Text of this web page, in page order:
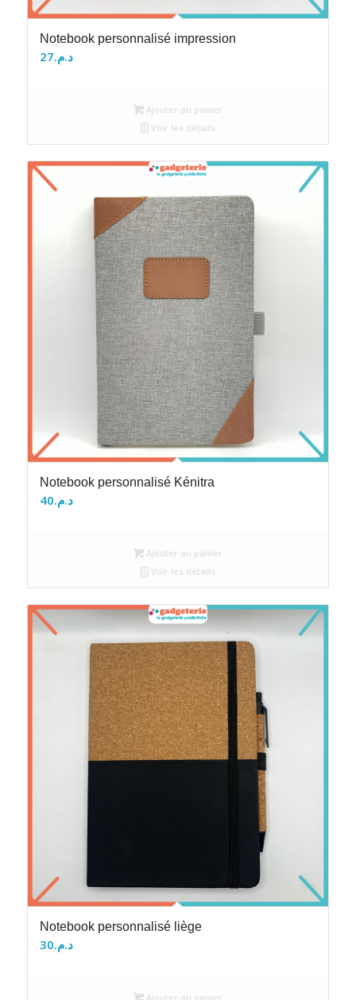
Notebook personnalisé impression
د.م.27
Ajouter au panier
Voir les détails
Notebook personnalisé Kénitra
د.م.40
Ajouter au panier
Voir les détails
Notebook personnalisé liège
د.م.30
Ajouter au panier